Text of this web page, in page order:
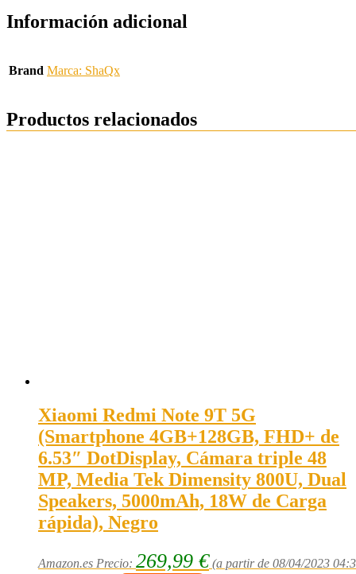
Información adicional
Brand Marca: ShaQx
Productos relacionados
Xiaomi Redmi Note 9T 5G
(Smartphone 4GB+128GB, FHD+ de
6.53″ DotDisplay, Cámara triple 48
MP, Media Tek Dimensity 800U, Dual
Speakers, 5000mAh, 18W de Carga
rápida), Negro
Amazon.es Precio: 269,99 € (a partir de 08/04/2023